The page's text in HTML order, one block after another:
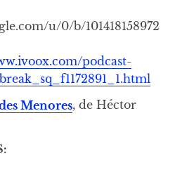
u/0/b/101418158972
podcast-
Menores, de Héctor